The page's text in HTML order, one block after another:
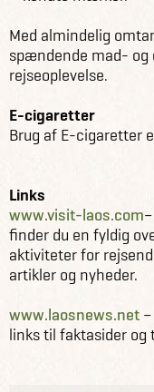
Med almindelig
spændende mad- og
rejseoplevelse.
E-cigaretter
Brug af E-cigaretter
Links
www.visit-laos.com
finder du en fyldig
aktiviteter for
artikler og nyheder.
www.laosnews.net
links til faktasider og